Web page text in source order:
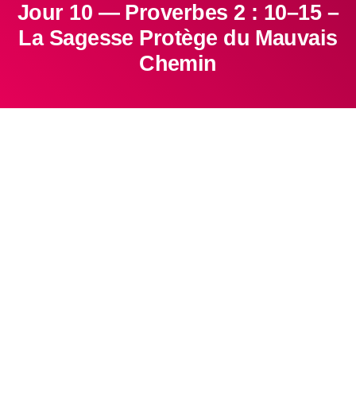
Jour 10 — Proverbes 2 : 10–15 –
La Sagesse Protège du Mauvais
Chemin